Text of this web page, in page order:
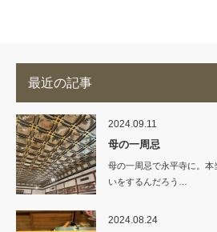
最近の記事
2024.09.11
母の一周忌
母の一周忌で永平寺に。
いをするんだろう…
2024.08.24